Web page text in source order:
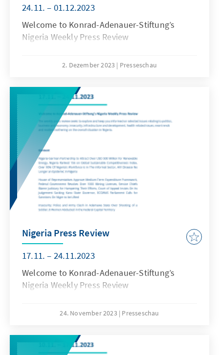
24.11. – 01.12.2023
Welcome to Konrad-Adenauer-Stiftung’s
Nigeria Weekly Press Review
2. Dezember 2023 Presseschau
Nigeria Press Review
17.11. – 24.11.2023
Welcome to Konrad-Adenauer-Stiftung’s
Nigeria Weekly Press Review
24. November 2023 Presseschau